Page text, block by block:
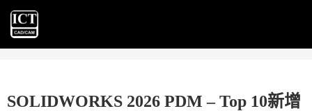
SOLIDWORKS 2026 PDM – Top 10新增